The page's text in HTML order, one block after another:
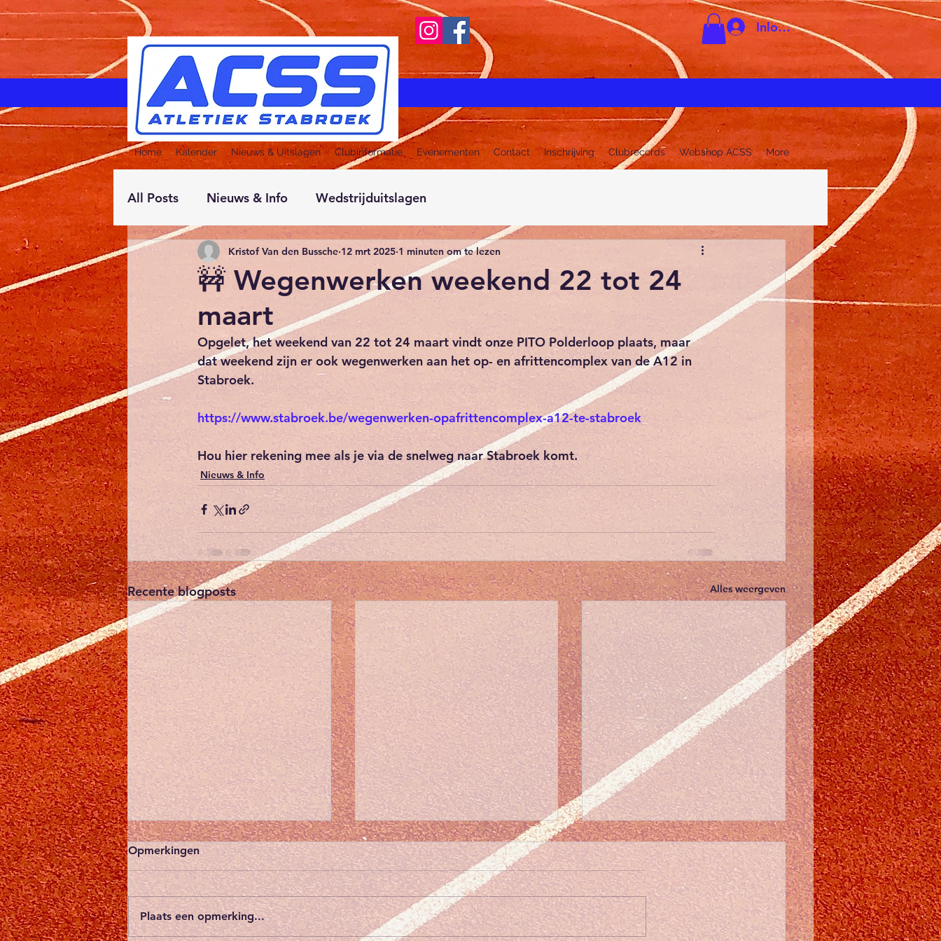
Inloggen
Home Kalender Nieuws & Uitslagen Clubinformatie Evenementen Contact Inschrijving Clubrecords Webshop ACSS More
All Posts Nieuws & Info Wedstrijduitslagen
🚧 Wegenwerken weekend 22 tot 24
maart
Kristof Van den Bussche 12 mrt 2025 1 minuten om te lezen
Opgelet, het weekend van 22 tot 24 maart vindt onze PITO Polderloop plaats, maar
dat weekend zijn er ook wegenwerken aan het op- en afrittencomplex van de A12 in
Stabroek.
https://www.stabroek.be/wegenwerken-opafrittencomplex-a12-te-stabroek
Hou hier rekening mee als je via de snelweg naar Stabroek komt.
Nieuws & Info
Recente blogposts Alles weergeven
Blijf zichtbaar - we gaan
voor fluo
De herfst en wintermaanden
brengen vroeg donker en
schemering met zich mee. Voor
Winterkalender wedstrijden
seizoen 2025-2026
Beste clubleden, De
winterkalender voor de
veldloopwedstrijden van het
Opmerkingen
Plaats een opmerking...